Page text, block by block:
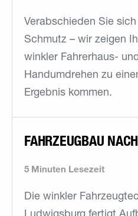
Verabschieden Sie
Schmutz – wir zeigen
winkler Fahrerhaus-
Handumdrehen zu
Ergebnis kommen.
5 Minuten Lesezeit
FAHRZEUGBAU
Die winkler